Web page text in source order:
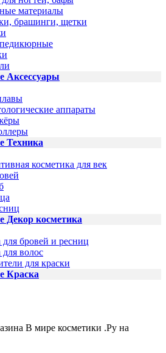
материалы
брашинги, щетки
Аксессуары
аппараты
Техника
косметика для век
Декор косметика
для бровей и ресниц
для волос
для краски
Краска